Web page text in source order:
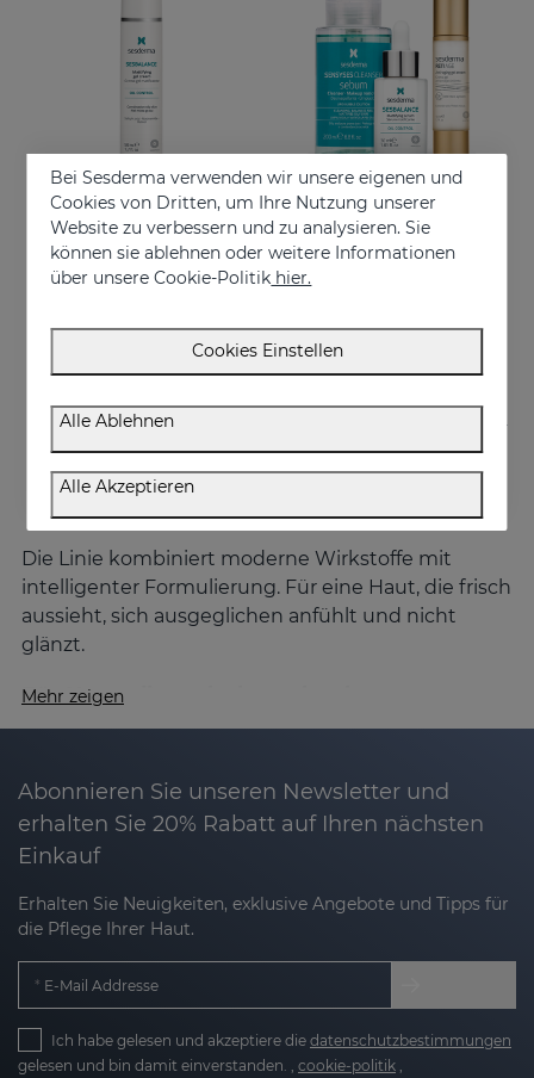
In den Warenkorb
SESBALANCE Gel-Creme
In den Warenkorb
Die Linie kombiniert moderne Wirkstoffe mit
intelligenter Formulierung. Für eine Haut, die frisch
aussieht, sich ausgeglichen anfühlt und nicht
glänzt.
Für Haut, die mehr braucht als nur
mattiert nicht nur, sondern bringt deine Haut
langfristig ins Gleichgewicht. Entwickelt für
Mischhaut und fettige Haut – besonders dann,
wenn der Talgüberschuss stört, Poren sichtbar sind
oder das Hautbild unruhig wirkt.
Reguliert Talg – ohne auszutrocknen
MitSalicylsäureundNiacinamidwird die
Talgproduktion sanft gebremst, ohne die
Mehr zeigen
Abonnieren Sie unseren Newsletter und
erhalten Sie 20% Rabatt auf Ihren nächsten
Einkauf
Erhalten Sie Neuigkeiten, exklusive Angebote und Tipps für
die Pflege Ihrer Haut.
E-Mail Addresse
Ich habe gelesen und akzeptiere die datenschutzbestimmungen
gelesen und bin damit einverstanden. , cookie-politik
Bei Sesderma verwenden wir unsere eigenen und
Cookies von Dritten, um Ihre Nutzung unserer
Website zu verbessern und zu analysieren. Sie
können sie ablehnen oder weitere Informationen
über unsere Cookie-Politik hier.
Cookies Einstellen
Alle Ablehnen
Alle Akzeptieren